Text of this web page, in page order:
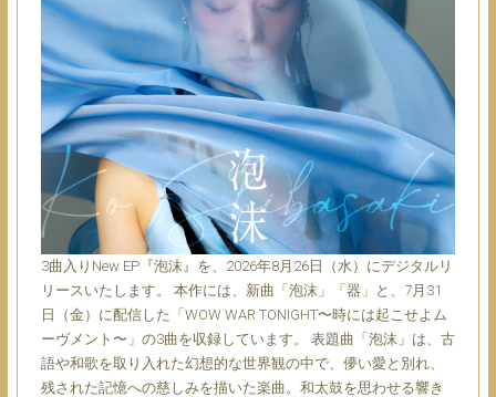
3曲入りNew EP『泡沫』を、2026年8月26日（水）にデジタルリ
リースいたします。 本作には、新曲「泡沫」「器」と、7月31
日（金）に配信した「WOW WAR TONIGHT〜時には起こせよム
ーヴメント〜」の3曲を収録しています。 表題曲「泡沫」は、古
語や和歌を取り入れた幻想的な世界観の中で、儚い愛と別れ、
残された記憶への慈しみを描いた楽曲。和太鼓を思わせる響き